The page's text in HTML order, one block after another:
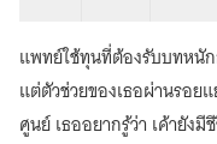
ศูนย์
S:1
แพทย์ใช้ทุนที่ต้องรับบทหนั
แต่ตัวช่วยของเธอผ่านรอย
ศูนย์ เธออยากรู้ว่า เค้า